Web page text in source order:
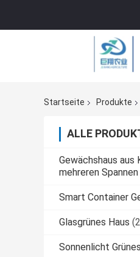
Startseite Produkte
ALLE
Gewächshaus
mehreren Spannen
Smart Container
Glasgrünes Haus
Sonnenlicht